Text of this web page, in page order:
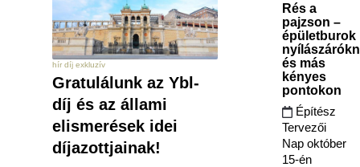
hír díj exkluzív
Gratulálunk az Ybl-
díj és az állami
elismerések idei
díjazottjainak!
Rés a
pajzson –
épületburok
és más
kényes
pontokon
Építész
Tervezői
Nap október
15-én